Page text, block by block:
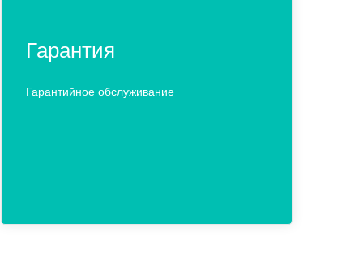
Гарантия
Гарантийное обслуживание